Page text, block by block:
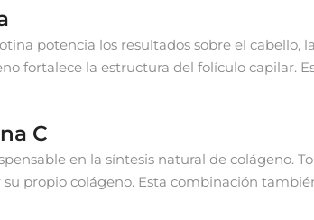
potencia los resultados sobre el
fortalece la estructura del folículo capilar.
C
en la síntesis natural de colágeno.
propio colágeno. Esta combinación